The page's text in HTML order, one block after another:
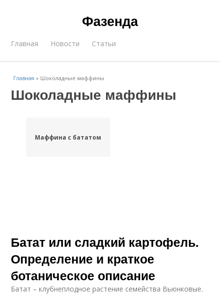
Фазенда
Главная Новости Статьи
Главная » Шоколадные маффины
Шоколадные маффины
Маффина с бататом
Батат или сладкий картофель.
Определение и краткое
ботаническое описание
Батат – клубнеплодное растение семейства Вьюнковые.